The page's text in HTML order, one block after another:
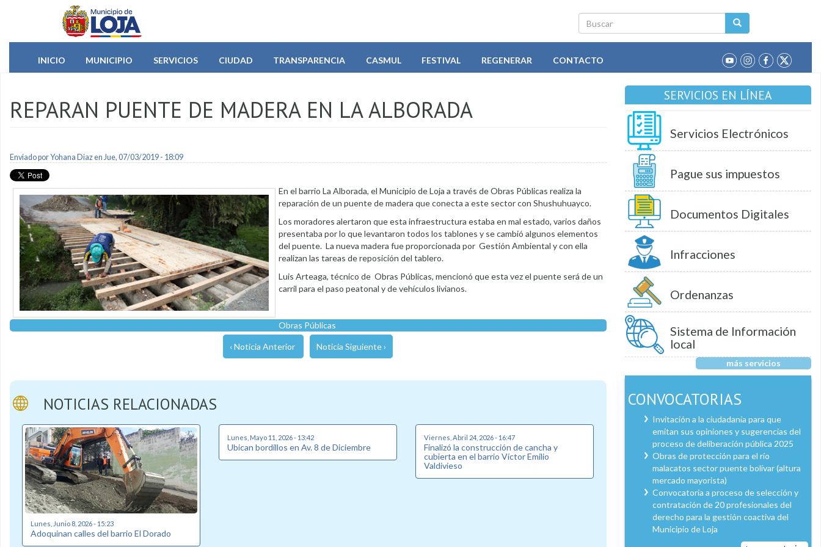
Pasar al contenido principal
Buscar
INICIO
MUNICIPIO SERVICIOS CIUDAD TRANSPARENCIA CASMUL FESTIVAL REGENERAR CONTACTO
REPARAN PUENTE DE MADERA EN LA ALBORADA
Enviado porYohana Diazen Jue, 07/03/2019 - 18:09
En el barrio La Alborada, el Municipio de Loja a través de Obras Públicas realiza la
reparación de un puente de madera que conecta a este sector con Shushuhuayco.
Los moradores alertaron que esta infraestructura estaba en mal estado, varios daños
presentaba por lo que levantaron todos los tablones y se cambió algunos elementos
del puente. La nueva madera fue proporcionada por Gestión Ambiental y con ella
realizan las tareas de reposición del tablero.
Luis Arteaga, técnico de Obras Públicas, mencionó que esta vez el puente será de un
carril para el paso peatonal y de vehículos livianos.
Obras Públicas
‹ Noticia Anterior Noticia Siguiente ›
NOTICIAS RELACIONADAS
Lunes, Junio 8, 2026 - 15:23
Adoquinan calles del barrio El Dorado
Lunes, Mayo 11, 2026 - 13:42
Ubican bordillos en Av. 8 de Diciembre
Viernes, Abril 24, 2026 - 16:47
Finalizó la construcción de cancha y
cubierta en el barrio Víctor Emilio
Valdivieso
SERVICIOS EN LÍNEA
Servicios Electrónicos
Pague sus impuestos
Documentos Digitales
Infracciones
Ordenanzas
Sistema de Información
local
más servicios
CONVOCATORIAS
Invitación a la ciudadanía para que
emitan sus opiniones y sugerencias del
proceso de deliberación pública 2025
Obras de protección para el río
malacatos sector puente bolívar (altura
mercado mayorista)
Convocatoria a proceso de selección y
contratación de 20 profesionales del
derecho para la gestión coactiva del
Municipio de Loja